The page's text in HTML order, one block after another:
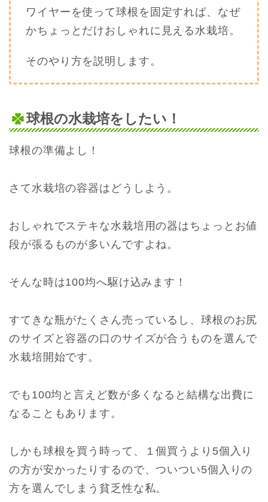
ワイヤーを使って球根を固定すれば、なぜ
かちょっとだけおしゃれに見える水栽培。
そのやり方を説明します。
球根の水栽培をしたい！
球根の準備よし！
さて水栽培の容器はどうしよう。
おしゃれでステキな水栽培用の器はちょっとお値
段が張るものが多いんですよね。
そんな時は100均へ駆け込みます！
すてきな瓶がたくさん売っているし、球根のお尻
のサイズと容器の口のサイズが合うものを選んで
水栽培開始です。
でも100均と言えど数が多くなると結構な出費に
なることもあります。
しかも球根を買う時って、１個買うより5個入り
の方が安かったりするので、ついつい5個入りの
方を選んでしまう貧乏性な私。